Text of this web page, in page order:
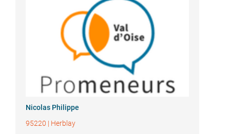
Nicolas Philippe
95220 | Herblay